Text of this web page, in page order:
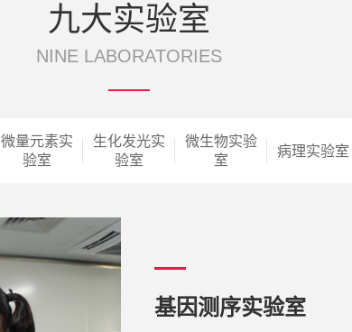
九大实验室
NINE LABORATORIES
微量元素实
验室
生化发光实
验室
微生物实验
室
病理实验室
基因测序实验室